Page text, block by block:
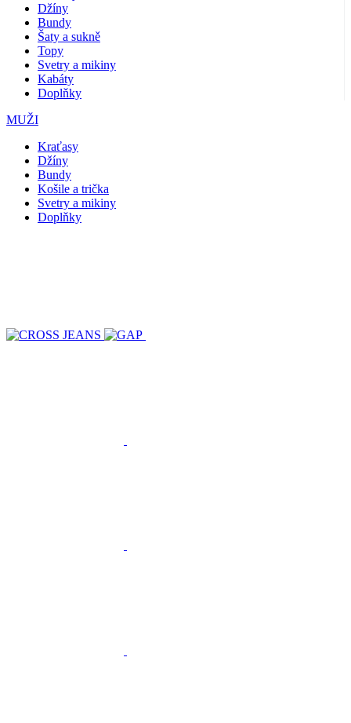
Džíny
Bundy
Šaty a sukně
Topy
Svetry a mikiny
Kabáty
Doplňky
MUŽI
Kraťasy
Džíny
Bundy
Košile a trička
Svetry a mikiny
Doplňky